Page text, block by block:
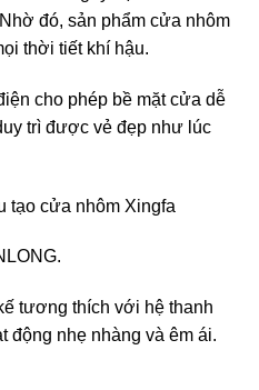
đó, sản phẩm cửa nhôm
thời tiết khí hậu.
cho phép bề mặt cửa dễ
trì được vẻ đẹp như lúc
tạo cửa nhôm Xingfa
tương thích với hệ thanh
động nhẹ nhàng và êm ái.